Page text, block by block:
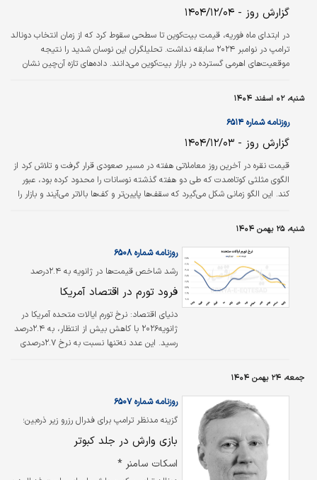
گزارش روز - ۱۴۰۴/۱۲/۰۴
در ابتدای ماه فوریه، قیمت بیت‌کوین تا سطحی سقوط کرد که از زمان انتخاب دونالد
ترامپ در نوامبر ۲۰۲۴ سابقه نداشت. تحلیلگران این نوسان شدید را نتیجه
موقعیت‌های ‌اهرمی‌ گسترده در بازار بیت‌کوین می‌دانند. داده‌های تازه آن‌چین نشان
شده است.
شنبه، ۰۲ اسفند ۱۴۰۴
روزنامه شماره ۶۵۱۴
گزارش روز - ۱۴۰۴/۱۲/۰۳
قیمت نقره در آخرین روز معاملاتی هفته در مسیر صعودی قرار گرفت و تلاش کرد از
الگوی مثلثی کوتاه‌مدت که طی دو هفته گذشته نوسانات را محدود کرده بود، عبور
کند. این الگو زمانی شکل می‌گیرد که سقف‌ها پایین‌تر و کف‌ها بالاتر می‌آیند و بازار را
از محدوده ۷۹ دلار نخستین نشانه خروج از این ساختار بود، اما برای معتبر شدن
شکست، بازار نیاز به حجم و تداوم حرکت دارد؛ چرا که شکست‌های بدون پشتوانه
اغلب مصنوعی بوده و قیمت دوباره به داخل…
شنبه، ۲۵ بهمن ۱۴۰۴
رشد شاخص قیمت‌ها در ژانویه به ۲.۴درصد
رسید؛
روزنامه شماره ۶۵۰۸
فرود تورم در اقتصاد آمریکا
دنیای اقتصاد: نرخ تورم ایالات متحده آمریکا در
ژانویه۲۰۲۶ با کاهش بیش از انتظار، به ۲.۴درصد
رسید. این عدد نه‌تنها نسبت به نرخ ۲.۷درصدی
سرمایه‌گذاران احتمال کاهش نرخ بهره را دوباره با
جدیت بیشتری در محاسبات خود وارد کنند.
جمعه، ۲۴ بهمن ۱۴۰۴
گزینه مدنظر ترامپ برای فدرال رزرو زیر ذره‌بین؛
روزنامه شماره ۶۵۰۷
بازی وارش در جلد کبوتر
اسکات سامنر *